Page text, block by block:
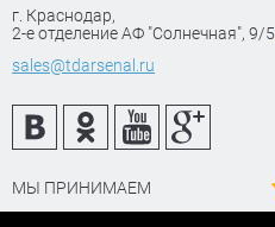
г. Краснодар,
2-е отделение АФ "Солнечная", 9/5
sales@tdarsenal.ru
МЫ ПРИНИМАЕМ